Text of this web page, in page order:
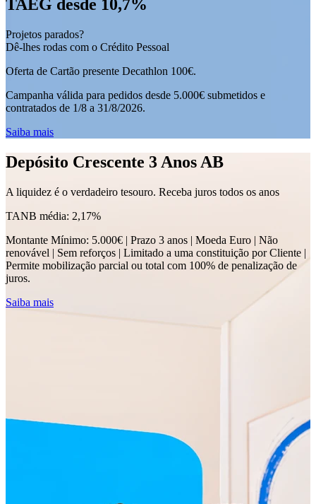
TAEG desde 10,7%
Projetos parados?
Dê-lhes rodas com o Crédito Pessoal
Oferta de Cartão presente Decathlon 100€.
Campanha válida para pedidos desde 5.000€ submetidos e
contratados de 1/8 a 31/8/2026.
Saiba mais
Depósito Crescente 3 Anos AB
A liquidez é o verdadeiro tesouro. Receba juros todos os anos
TANB média: 2,17%
Montante Mínimo: 5.000€ | Prazo 3 anos | Moeda Euro | Não
renovável | Sem reforços | Limitado a uma constituição por Cliente |
Permite mobilização parcial ou total com 100% de penalização de
juros.
Saiba mais